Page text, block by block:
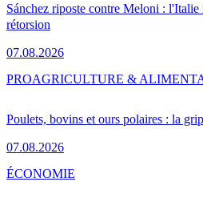
Sánchez riposte contre Meloni : l'Italie
rétorsion
07.08.2026
Poulets, bovins et ours polaires : la
07.08.2026
PROAGRICULTURE &
ÉCONOMIE